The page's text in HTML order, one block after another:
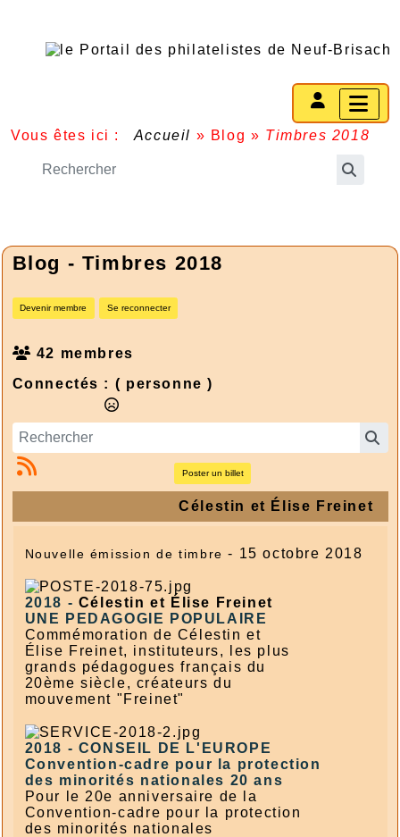
Vous êtes ici : Accueil » Blog » Timbres 2018
Blog - Timbres 2018
Devenir membre Se reconnecter
42 membres
Connectés : ( personne )
Poster un billet
Célestin et Élise Freinet
Nouvelle émission de timbre - 15 octobre 2018
2018 - Célestin et Élise Freinet
UNE PEDAGOGIE POPULAIRE
Commémoration de Célestin et
Élise Freinet, instituteurs, les plus
grands pédagogues français du
20ème siècle, créateurs du
mouvement "Freinet"
2018 - CONSEIL DE L'EUROPE
Convention-cadre pour la protection
des minorités nationales 20 ans
Pour le 20e anniversaire de la
Convention-cadre pour la protection
des minorités nationales